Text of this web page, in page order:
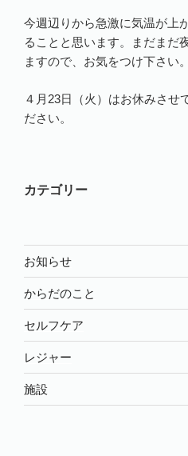
今週辺りから急激に気温が上
ることと思います。まだまだ
ますので、お気をつけ下さい。
４月23日（火）はお休みさせ
ださい。
カテゴリー
お知らせ
からだのこと
セルフケア
レジャー
施設